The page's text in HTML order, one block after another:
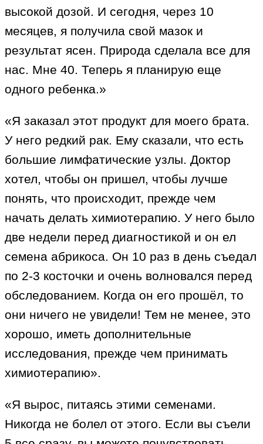
высокой дозой. И сегодня, через 10
месяцев, я получила свой мазок и
результат ясен. Природа сделала все для
нас. Мне 40. Теперь я планирую еще
одного ребенка.»
«Я заказал этот продукт для моего брата.
У него редкий рак. Ему сказали, что есть
большие лимфатические узлы. Доктор
хотел, чтобы он пришел, чтобы лучше
понять, что происходит, прежде чем
начать делать химиотерапию. У него было
две недели перед диагностикой и он ел
семена абрикоса. Он 10 раз в день съедал
по 2-3 косточки и очень волновался перед
обследованием. Когда он его прошёл, то
они ничего не увидели! Тем не менее, это
хорошо, иметь дополнительные
исследования, прежде чем принимать
химиотерапию».
«Я вырос, питаясь этими семенами.
Никогда не болел от этого. Если вы съели